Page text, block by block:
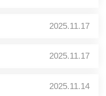
2025.11.17
2025.11.17
2025.11.14